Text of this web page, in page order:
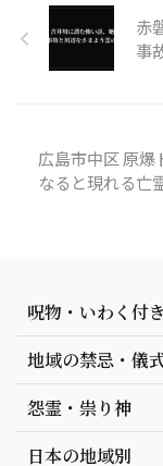
赤
事
広島市中区 原爆
なると現れる亡
呪物・いわく付
地域の禁忌・儀
怨霊・祟り神
日本の地域別